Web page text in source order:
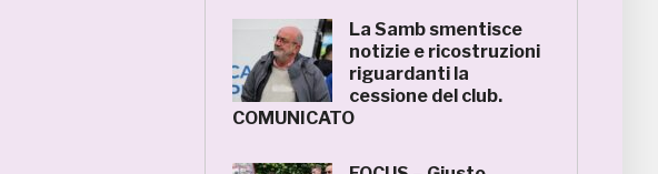
La Samb smentisce
notizie e ricostruzioni
riguardanti la
cessione del club.
COMUNICATO